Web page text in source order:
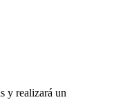
y realizará un